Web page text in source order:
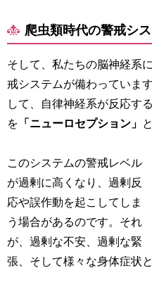
爬虫類時代の警戒シ
そして、私たちの脳神経系
戒システムが備わっていま
して、自律神経系が反応す
を 「ニューロセプション」
このシステムの警戒レベル
が過剰に高くなり、過剰反
応や誤作動を起こしてしま
う場合があるのです。それ
が、過剰な不安、過剰な緊
張、そして様々な身体症状